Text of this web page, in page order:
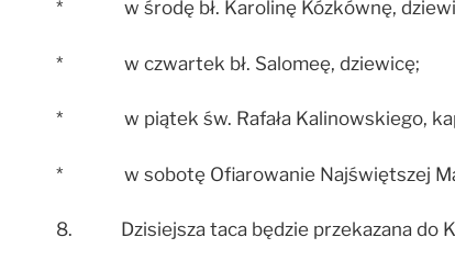
* w środę bł. Karolinę Kózkównę,
* w czwartek bł. Salomeę, dziewicę;
* w piątek św. Rafała Kalinowskiego,
* w sobotę Ofiarowanie Najświętszej
8. Dzisiejsza taca będzie przekazana do